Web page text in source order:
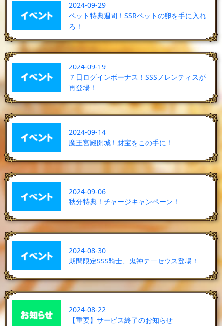
2024-09-29
ペット特典週間！SSRペットの卵を手に入れ
ろ！
2024-09-19
７日ログインボーナス！SSSノレンティスが
再登場！
2024-09-14
魔王宮殿開城！財宝をこの手に！
2024-09-06
秋分特典！チャージキャンペーン！
2024-08-30
期間限定SSS騎士、鬼神テーセウス登場！
2024-08-22
【重要】サービス終了のお知らせ